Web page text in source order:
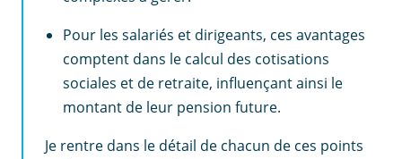
Pour les salariés et dirigeants, ces avantages
comptent dans le calcul des cotisations
sociales et de retraite, influençant ainsi le
montant de leur pension future.
Je rentre dans le détail de chacun de ces points